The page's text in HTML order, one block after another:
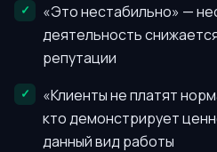
«Это нестабильно» —
деятельность
репутации
«Клиенты не платят
кто демонстрирует
данный вид работы